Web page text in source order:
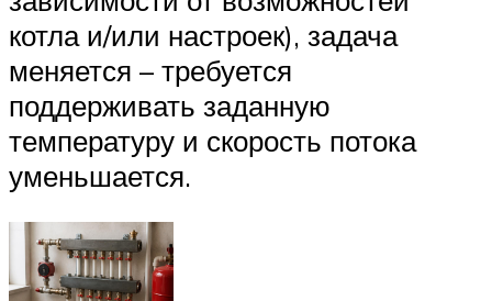
котла и/или настроек), задача
меняется – требуется
поддерживать заданную
температуру и скорость потока
уменьшается.